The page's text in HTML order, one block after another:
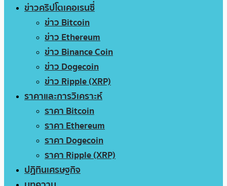
ข่าวคริปโตเคอเรนซี่
ข่าว Bitcoin
ข่าว Ethereum
ข่าว Binance Coin
ข่าว Dogecoin
ข่าว Ripple (XRP)
ราคาและการวิเคราะห์
ราคา Bitcoin
ราคา Ethereum
ราคา Dogecoin
ราคา Ripple (XRP)
ปฏิทินเศรษฐกิจ